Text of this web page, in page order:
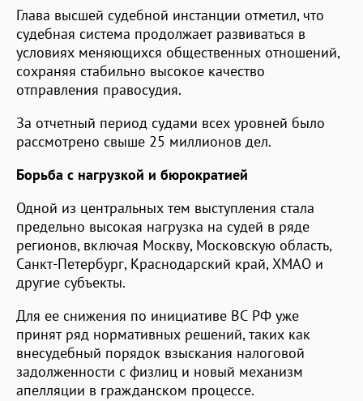
Глава высшей судебной инстанции отметил, что
судебная система продолжает развиваться в
условиях меняющихся общественных отношений,
сохраняя стабильно высокое качество
отправления правосудия.
За отчетный период судами всех уровней было
рассмотрено свыше 25 миллионов дел.
Борьба с нагрузкой и бюрократией
Одной из центральных тем выступления стала
предельно высокая нагрузка на судей в ряде
регионов, включая Москву, Московскую область,
Санкт-Петербург, Краснодарский край, ХМАО и
другие субъекты.
Для ее снижения по инициативе ВС РФ уже
принят ряд нормативных решений, таких как
внесудебный порядок взыскания налоговой
задолженности с физлиц и новый механизм
апелляции в гражданском процессе.